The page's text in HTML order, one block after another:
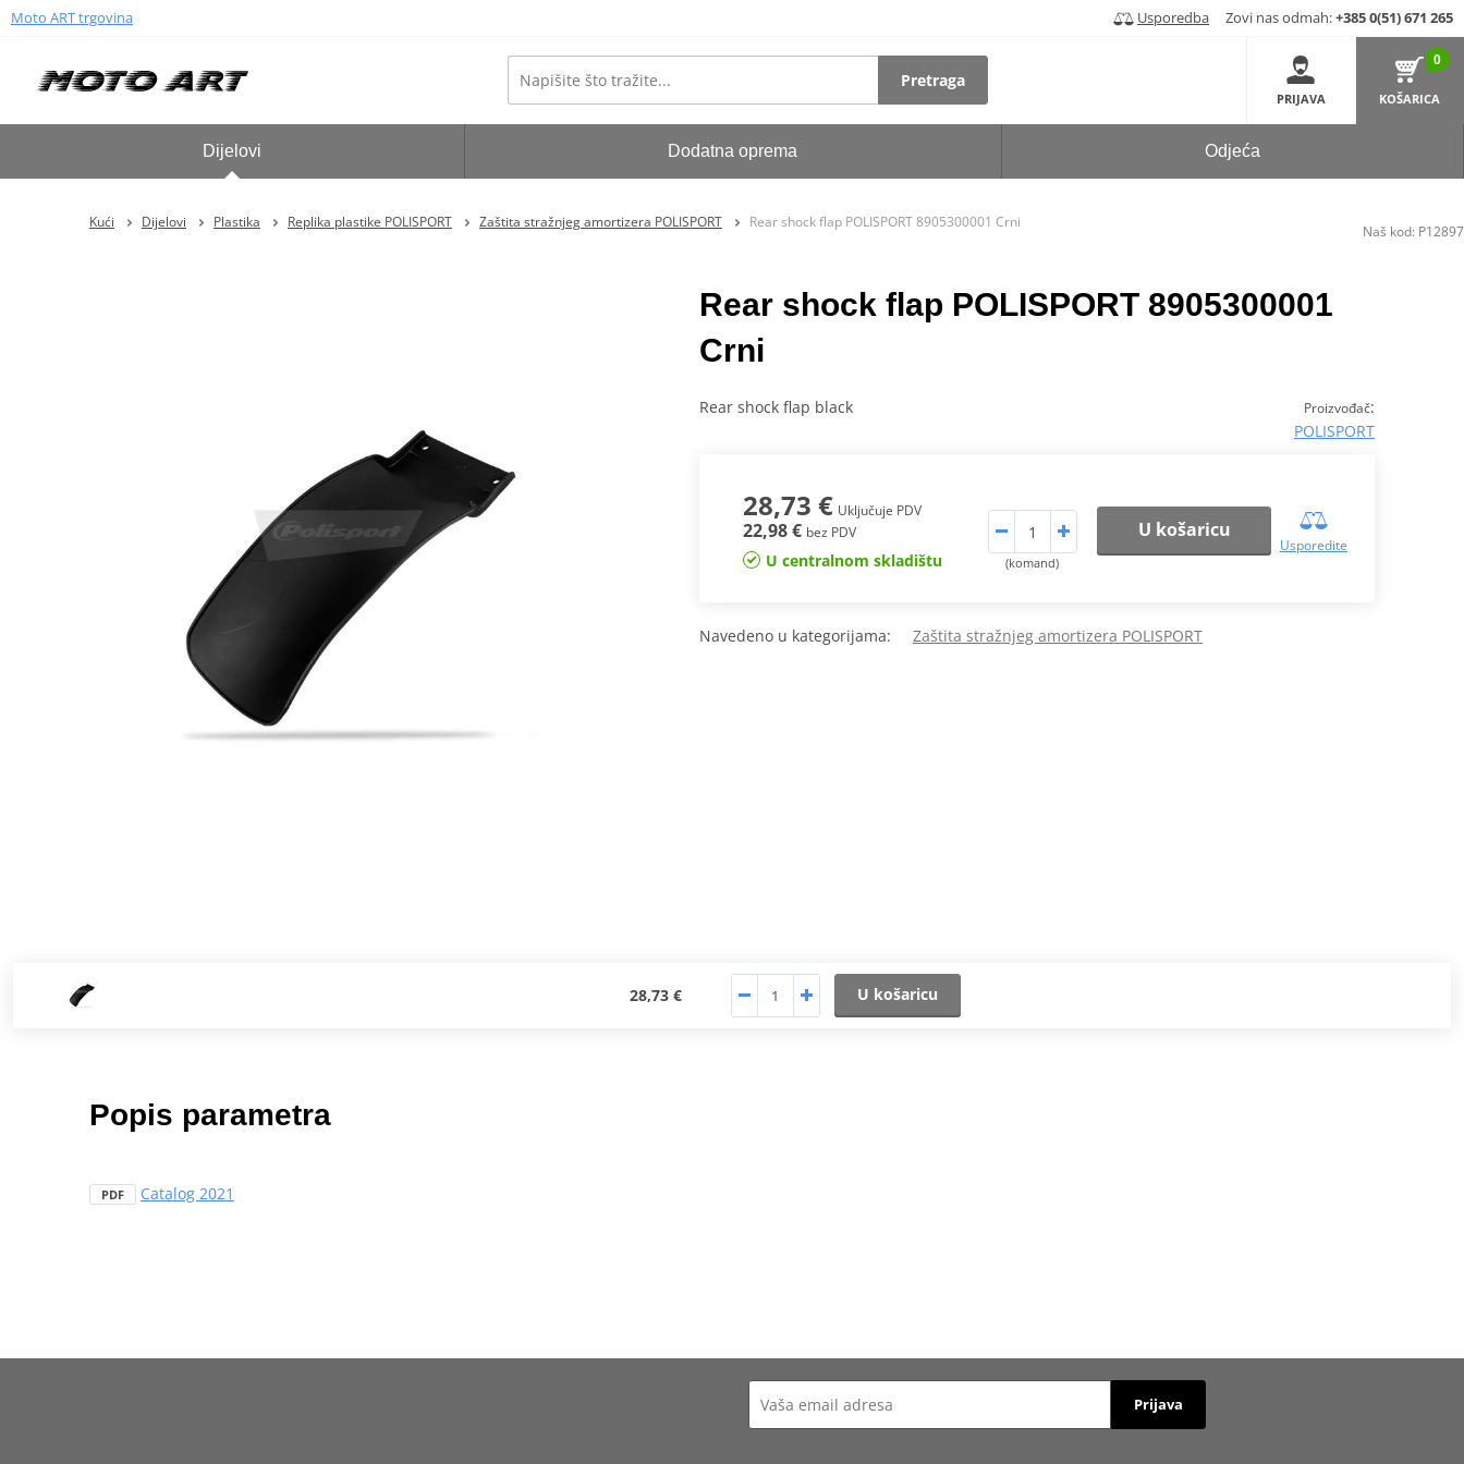
Moto ART trgovina Usporedba Zovi nas odmah:+385 0(51) 671 265
Pretraga
PRIJAVA
0
KOŠARICA
Dijelovi Dodatna oprema Odjeća
Kući Dijelovi Plastika Replika plastike POLISPORT Zaštita stražnjeg amortizera POLISPORT Rear shock flap POLISPORT 8905300001 Crni
Rear shock flap POLISPORT 8905300001
Crni
Proizvođač:
POLISPORT
Rear shock flap black
28,73 € Uključuje PDV
22,98 € bez PDV
U centralnom skladištu (komand)
U košaricu
Usporedite
Navedeno u kategorijama: Zaštita stražnjeg amortizera POLISPORT
28,73 € U košaricu
Popis parametra
PDF Catalog 2021
Naš kod: P12897
Prijava